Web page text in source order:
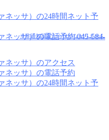
045-584-
※非通知設定からはつながりません